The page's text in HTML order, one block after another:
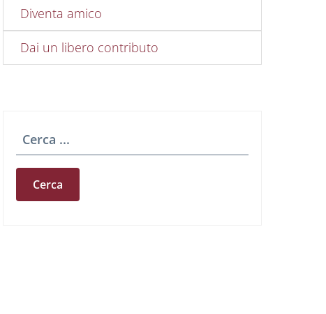
Diventa amico
Dai un libero contributo
Cerca